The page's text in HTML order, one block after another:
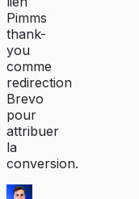
Pimms
thank-
you
comme
redirection
Brevo
pour
attribuer
la
conversion.